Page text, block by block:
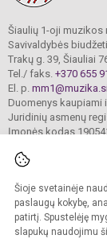
Šioje svetainėje
paslaugų kokybę,
patirtį. Spustelėję
slapukų naudojimu
Šiaulių 1-oji muzikos
Savivaldybės
Trakų g. 39, Šiauliai
Tel./ faks. +370 655
El. p.
Duomenys kaupiami
Juridinių asmenų
Įmonės kodas
© 2024.
Kopijuoti turinį be